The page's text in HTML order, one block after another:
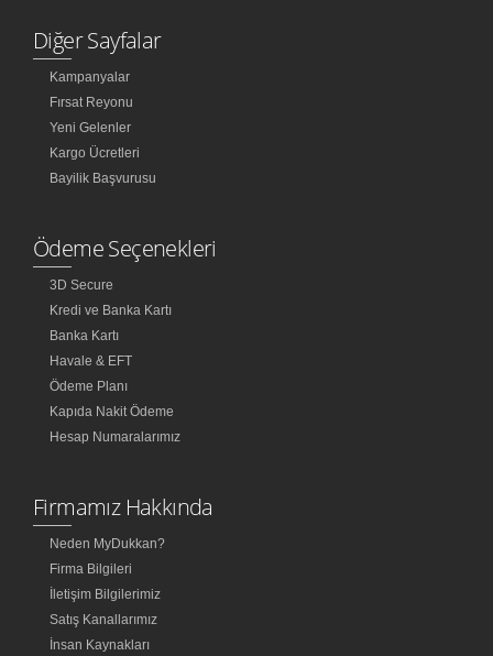
Diğer Sayfalar
Kampanyalar
Fırsat Reyonu
Yeni Gelenler
Kargo Ücretleri
Bayilik Başvurusu
Ödeme Seçenekleri
3D Secure
Kredi ve Banka Kartı
Banka Kartı
Havale & EFT
Ödeme Planı
Kapıda Nakit Ödeme
Hesap Numaralarımız
Firmamız Hakkında
Neden MyDukkan?
Firma Bilgileri
İletişim Bilgilerimiz
Satış Kanallarımız
İnsan Kaynakları